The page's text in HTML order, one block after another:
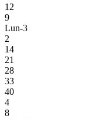
12
9
Lun-3
2
14
21
28
33
40
4
8